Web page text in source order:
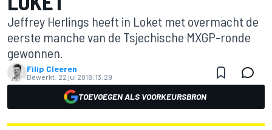
Jeffrey Herlings heeft in Loket met overmacht de
eerste manche van de Tsjechische MXGP-ronde
gewonnen.
Filip Cleeren
Bewerkt: 22 jul 2018, 13:29
TOEVOEGEN ALS VOORKEURSBRON